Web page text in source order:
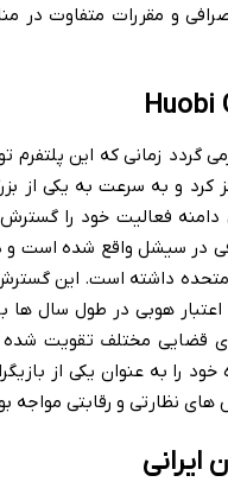
و مقررات متفاوت در
صرافی هوبی گلوبال به سال ۲۰۱۳ بازمی
کرد و به سرعت به یکی از
فعالیت خود را گسترش
در سیشل واقع شده است و
داشته است. این
هوبی در طول سال ها
قضایی مختلف تقویت شده
را به عنوان یکی از
های نظارتی و رقابتی مواجه